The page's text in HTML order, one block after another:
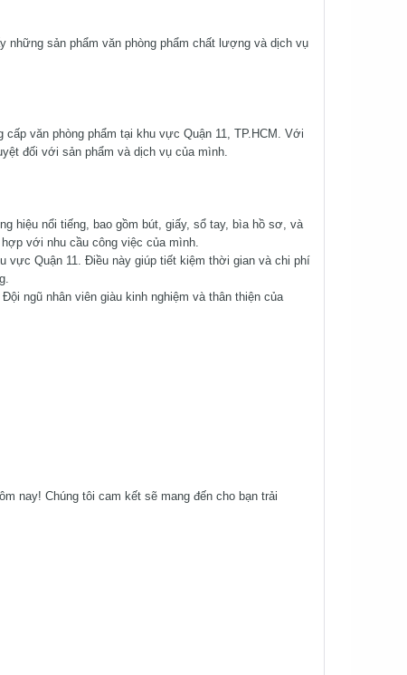
những sản phẩm văn phòng phẩm chất lượng và dịch vụ
văn phòng phẩm tại khu vực Quận 11, TP.HCM. Với
đối với sản phẩm và dịch vụ của mình.
hiệu nổi tiếng, bao gồm bút, giấy, sổ tay, bìa hồ sơ, và
với nhu cầu công việc của mình.
vực Quận 11. Điều này giúp tiết kiệm thời gian và chi phí
ngũ nhân viên giàu kinh nghiệm và thân thiện của
nay! Chúng tôi cam kết sẽ mang đến cho bạn trải